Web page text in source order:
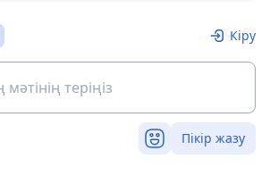
Кіру
Пікір жазу